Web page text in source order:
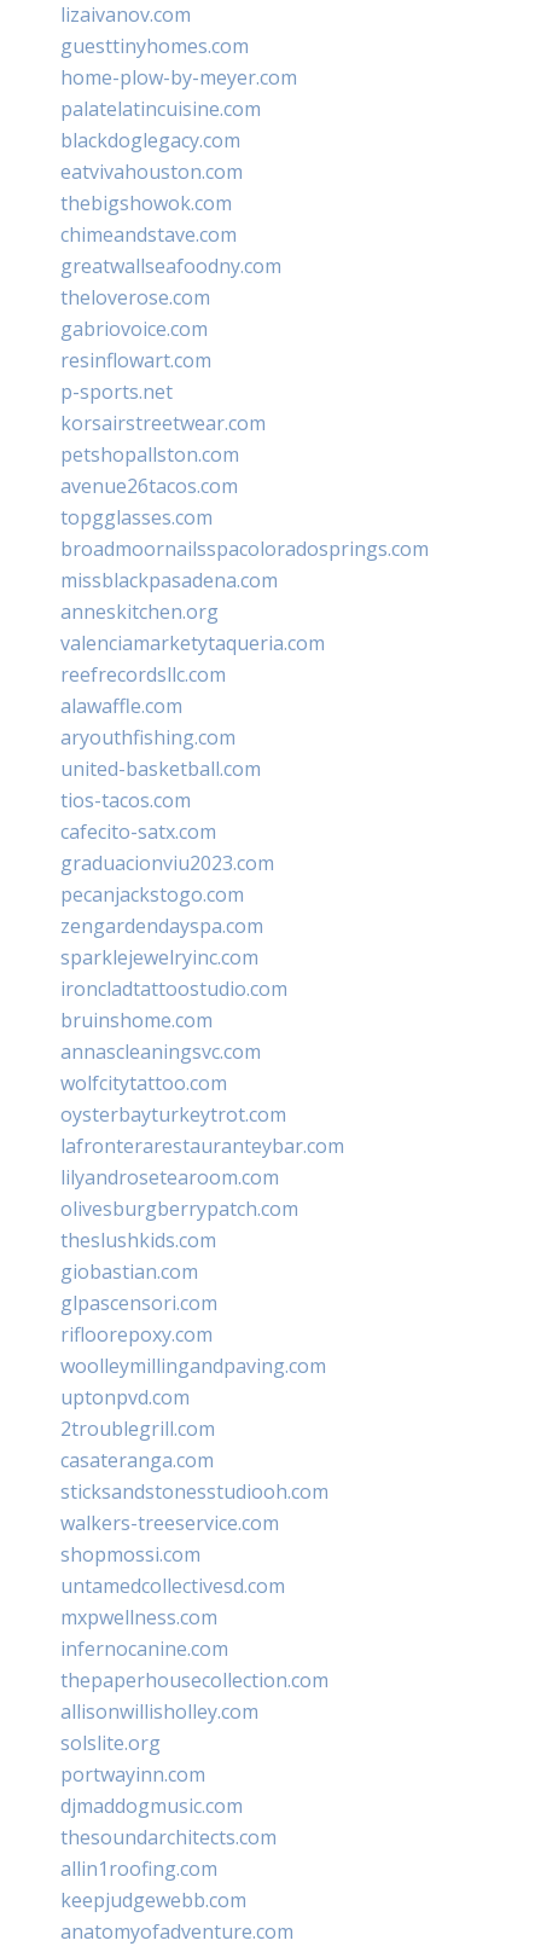
lizaivanov.com
guesttinyhomes.com
home-plow-by-meyer.com
palatelatincuisine.com
blackdoglegacy.com
eatvivahouston.com
thebigshowok.com
chimeandstave.com
greatwallseafoodny.com
theloverose.com
gabriovoice.com
resinflowart.com
p-sports.net
korsairstreetwear.com
petshopallston.com
avenue26tacos.com
topgglasses.com
broadmoornailsspacoloradosprings.com
missblackpasadena.com
anneskitchen.org
valenciamarketytaqueria.com
reefrecordsllc.com
alawaffle.com
aryouthfishing.com
united-basketball.com
tios-tacos.com
cafecito-satx.com
graduacionviu2023.com
pecanjackstogo.com
zengardendayspa.com
sparklejewelryinc.com
ironcladtattoostudio.com
bruinshome.com
annascleaningsvc.com
wolfcitytattoo.com
oysterbayturkeytrot.com
lafronterarestauranteybar.com
lilyandrosetearoom.com
olivesburgberrypatch.com
theslushkids.com
giobastian.com
glpascensori.com
rifloorepoxy.com
woolleymillingandpaving.com
uptonpvd.com
2troublegrill.com
casateranga.com
sticksandstonesstudiooh.com
walkers-treeservice.com
shopmossi.com
untamedcollectivesd.com
mxpwellness.com
infernocanine.com
thepaperhousecollection.com
allisonwillisholley.com
solslite.org
portwayinn.com
djmaddogmusic.com
thesoundarchitects.com
allin1roofing.com
keepjudgewebb.com
anatomyofadventure.com